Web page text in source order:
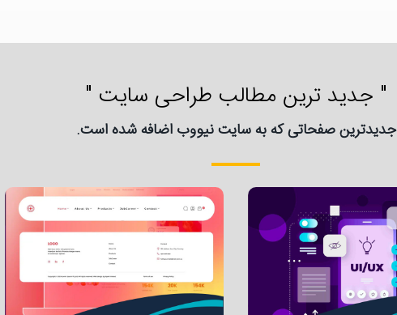
" جدید ترین مطالب طراحی سایت "
جدیدترین صفحاتی که به سایت نیووب اضافه شده است.